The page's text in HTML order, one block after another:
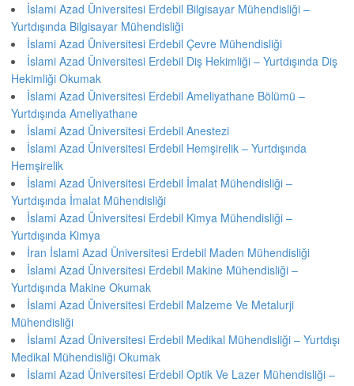
İslami Azad Üniversitesi Erdebil Bilgisayar Mühendisliği –
Yurtdışında Bilgisayar Mühendisliği
İslami Azad Üniversitesi Erdebil Çevre Mühendisliği
İslami Azad Üniversitesi Erdebil Diş Hekimliği – Yurtdışında Diş
Hekimliği Okumak
İslami Azad Üniversitesi Erdebil Ameliyathane Bölümü –
Yurtdışında Ameliyathane
İslami Azad Üniversitesi Erdebil Anestezi
İslami Azad Üniversitesi Erdebil Hemşirelik – Yurtdışında
Hemşirelik
İslami Azad Üniversitesi Erdebil İmalat Mühendisliği –
Yurtdışında İmalat Mühendisliği
İslami Azad Üniversitesi Erdebil Kimya Mühendisliği –
Yurtdışında Kimya
İran İslami Azad Üniversitesi Erdebil Maden Mühendisliği
İslami Azad Üniversitesi Erdebil Makine Mühendisliği –
Yurtdışında Makine Okumak
İslami Azad Üniversitesi Erdebil Malzeme Ve Metalurji
Mühendisliği
İslami Azad Üniversitesi Erdebil Medikal Mühendisliği – Yurtdışı
Medikal Mühendisliği Okumak
İslami Azad Üniversitesi Erdebil Optik Ve Lazer Mühendisliği –